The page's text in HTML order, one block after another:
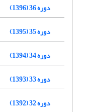
دوره 36 (1396)
دوره 35 (1395)
دوره 34 (1394)
دوره 33 (1393)
دوره 32 (1392)